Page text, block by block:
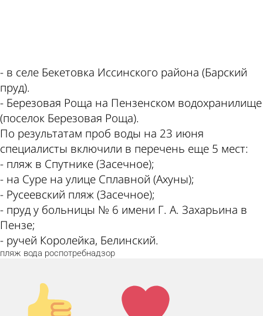
- в селе Бекетовка Иссинского района (Барский
пруд).
- Березовая Роща на Пензенском водохранилище
(поселок Березовая Роща).
По результатам проб воды на 23 июня
специалисты включили в перечень еще 5 мест:
- пляж в Спутнике (Засечное);
- на Суре на улице Сплавной (Ахуны);
- Русеевский пляж (Засечное);
- пруд у больницы № 6 имени Г. А. Захарьина в
Пензе;
- ручей Королейка, Белинский.
пляж вода роспотребнадзор
Палец
вверх!
Лайк!